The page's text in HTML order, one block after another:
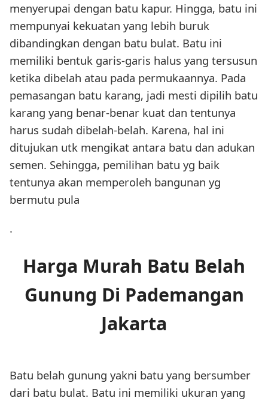
menyerupai dengan batu kapur. Hingga, batu ini
mempunyai kekuatan yang lebih buruk
dibandingkan dengan batu bulat. Batu ini
memiliki bentuk garis-garis halus yang tersusun
ketika dibelah atau pada permukaannya. Pada
pemasangan batu karang, jadi mesti dipilih batu
karang yang benar-benar kuat dan tentunya
harus sudah dibelah-belah. Karena, hal ini
ditujukan utk mengikat antara batu dan adukan
semen. Sehingga, pemilihan batu yg baik
tentunya akan memperoleh bangunan yg
bermutu pula
.
Harga Murah Batu Belah
Gunung Di Pademangan
Jakarta
Batu belah gunung yakni batu yang bersumber
dari batu bulat. Batu ini memiliki ukuran yang